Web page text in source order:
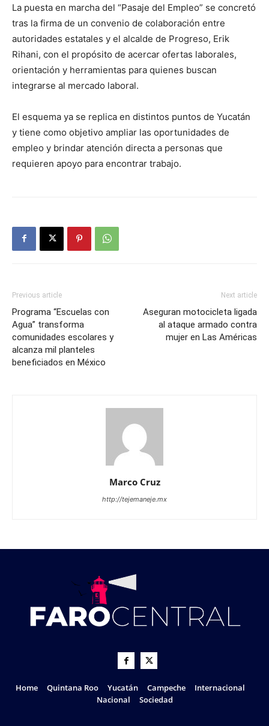
La puesta en marcha del “Pasaje del Empleo” se concretó
tras la firma de un convenio de colaboración entre
autoridades estatales y el alcalde de Progreso, Erik
Rihani, con el propósito de acercar ofertas laborales,
orientación y herramientas para quienes buscan
integrarse al mercado laboral.
El esquema ya se replica en distintos puntos de Yucatán
y tiene como objetivo ampliar las oportunidades de
empleo y brindar atención directa a personas que
requieren apoyo para encontrar trabajo.
Previous article
Programa “Escuelas con
Agua” transforma
comunidades escolares y
alcanza mil planteles
beneficiados en México
Next article
Aseguran motocicleta ligada
al ataque armado contra
mujer en Las Américas
Marco Cruz
http://tejemaneje.mx
Home Quintana Roo Yucatán Campeche
Internacional
Nacional
Sociedad